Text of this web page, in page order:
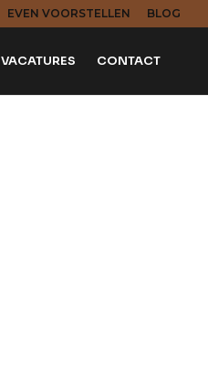
EVEN VOORSTELLEN BLOG
VACATURES CONTACT